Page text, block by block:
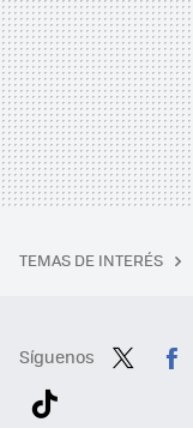
TEMAS DE INTERÉS
Síguenos